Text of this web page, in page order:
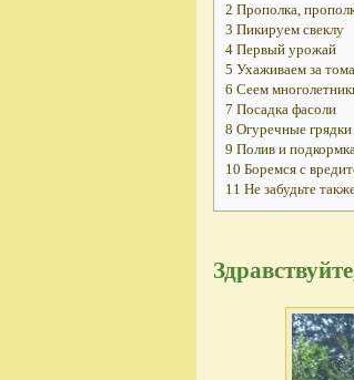
2 Прополка,
3 Пикируем свеклу
4 Первый урожай
5 Ухаживаем за
6 Сеем
7 Посадка фасоли
8 Огуречные грядки
9 Полив и
10 Боремся с
11 Не забудьте